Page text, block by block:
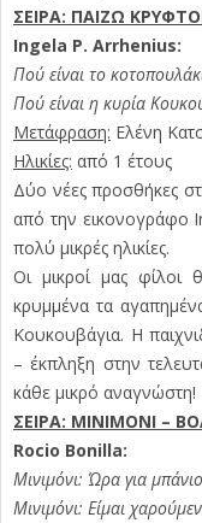
ΣΕΙΡΑ: ΠΑΙΖΩ
Ingela P. Arrhenius:
Πού είναι το
Πού είναι η κυρία
Μετάφραση: Ελένη
Ηλικίες: από 1 έτους
Δύο νέες προσθήκες
από την εικονογράφο
πολύ μικρές ηλικίες.
Οι μικροί μας φίλοι
κρυμμένα τα
Κουκουβάγια. Η
– έκπληξη στην
κάθε μικρό αναγνώστη!
ΣΕΙΡΑ: ΜΙΝΙΜΟΝΙ –
Rocio Bonilla:
Μινιμόνι: Ώρα για
Μινιμόνι: Είμαι